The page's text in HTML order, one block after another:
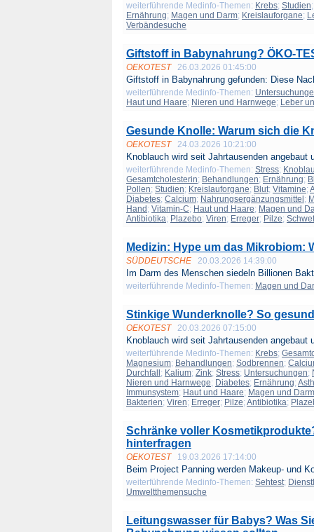
weiterführende Medinfo-Themen: Krebs; Studien
Ernährung; Magen und Darm; Kreislauforgane;
Verbändesuche
Giftstoff in Babynahrung? ÖKO-
OEKOTEST 26.03.2026 01:45:00
Giftstoff in Babynahrung gefunden: Diese
weiterführende Medinfo-Themen:
Haut und Haare; Nieren und Harnwege; Leber
Gesunde Knolle: Warum sich die
OEKOTEST 24.03.2026 10:21:00
Knoblauch wird seit Jahrtausenden angebaut
weiterführende Medinfo-Themen: Stress;
Gesamtcholesterin; Behandlungen; Ernährung;
Pollen; Studien; Kreislauforgane; Blut; Vitamine;
Diabetes; Calcium; Nahrungsergänzungsmittel ;
Hand ; Vitamin-C; Haut und Haare; Magen und
Antibiotika; Plazebo; Viren; Erreger; Pilze;
Medizin: Hype um das Mikrobiom:
SÜDDEUTSCHE 20.03.2026 14:39:00
Im Darm des Menschen siedeln Billionen
weiterführende Medinfo-Themen: Magen und
Stinkige Wunderknolle? So
OEKOTEST 20.03.2026 07:15:00
Knoblauch wird seit Jahrtausenden angebaut
weiterführende Medinfo-Themen: Krebs;
Magnesium; Behandlungen; Sodbrennen;
Durchfall ; Kalium; Zink; Stress; Untersuchungen;
Nieren und Harnwege; Diabetes; Ernährung;
Immunsystem; Haut und Haare; Magen und Darm
Bakterien; Viren; Erreger; Pilze; Antibiotika;
Schränke voller
hinterfragen
OEKOTEST 19.03.2026 17:14:00
Beim Project Panning werden Makeup- und
weiterführende Medinfo-Themen: Sehtest;
Umweltthemensuche
Leitungswasser für Babys? Was